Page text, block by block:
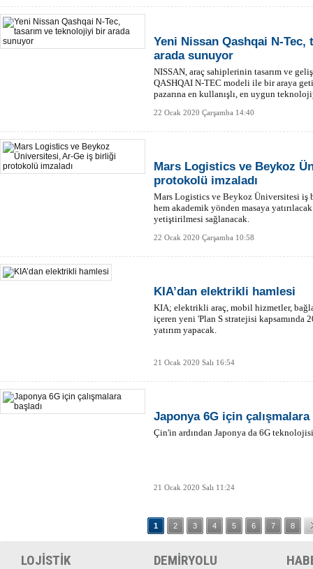
Yeni Nissan Qashqai N-
arada sunuyor
NISSAN, araç sahiplerinin tasarım ve
QASHQAI N-TEC modeli ile bir araya
pazarına en kullanışlı, en uygun
22 Ocak 2020 Çarşamba 14:40
Mars Logistics ve Beykoz
protokolü imzaladı
Mars Logistics ve Beykoz Üniversitesi
hem akademik yönden masaya
yetiştirilmesi sağlanacak.
22 Ocak 2020 Çarşamba 10:58
KIA’dan elektrikli hamlesi
KIA; elektrikli araç, mobil hizmetler,
içeren yeni 'Plan S stratejisi kapsamında
yatırım yapacak.
21 Ocak 2020 Salı 16:54
Japonya 6G için çalışmalara
Çin'in ardından Japonya da 6G
21 Ocak 2020 Salı 11:24
1 2 3 4 5 6 7 8
LOJİSTİK DEMİRYOLU